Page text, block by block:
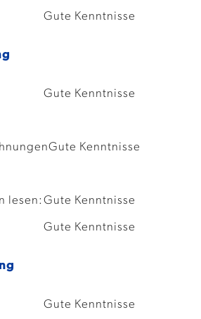
Gute Kenntnisse
Gute Kenntnisse
Gute Kenntnisse
lesen:Gute Kenntnisse
Gute Kenntnisse
Gute Kenntnisse